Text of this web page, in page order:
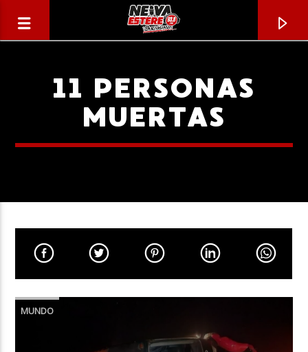
CANCIÓN ACTUAL
TÍTULO
ARTISTA
11 PERSONAS
MUERTAS
MUNDO